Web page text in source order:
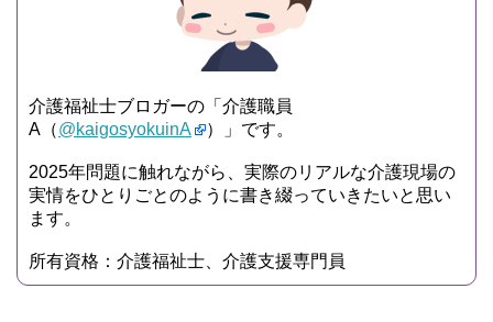
介護福祉士ブロガーの「介護職員
A（@kaigosyokuinA ）」です。
2025年問題に触れながら、実際のリアルな介護現場の
実情をひとりごとのように書き綴っていきたいと思い
ます。
所有資格：介護福祉士、介護支援専門員